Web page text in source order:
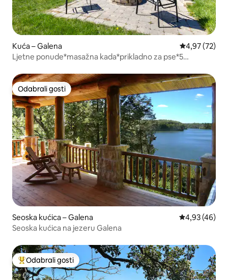
Kuća – Galena Prosječna
4,97 (72)
Ljetne ponude*masažna kada*prikladno za pse*5
Odabrali gosti
Odabrali gosti
Seoska kućica – Galena Prosječna
4,93 (46)
Seoska kućica na jezeru Galena
Među najviše rangiranima s oznakom „Odabrali gosti”
Odabrali gosti